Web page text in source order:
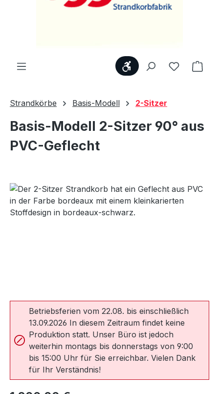
WerkzeugleisteDu hast 0
Strandkörbe Basis-Modell 2-Sitzer
Basis-Modell 2-Sitzer 90° aus
PVC-Geflecht
Bildergalerie überspringen
Betriebsferien vom 22.08. bis einschließlich
13.09.2026 In diesem Zeitraum findet keine
Produktion statt. Unser Büro ist jedoch
weiterhin montags bis donnerstags von 9:00
bis 15:00 Uhr für Sie erreichbar. Vielen Dank
für Ihr Verständnis!